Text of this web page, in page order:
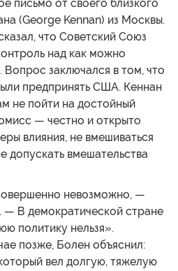
письмо от своего близкого
(George Kennan) из Москвы.
что Советский Союз
над как можно
заключался в том, что
предпринять США. Кеннан
не пойти на достойный
— честно и открыто
влияния, не вмешиваться
допускать вмешательства
невозможно, —
— В демократической стране
политику нельзя».
позже, Болен объяснил:
вел долгую, тяжелую